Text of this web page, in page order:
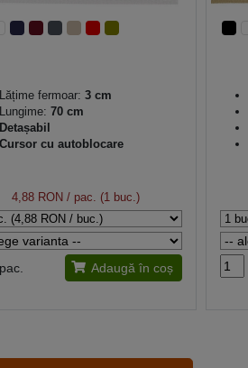
Lățime fermoar: 3 cm
Lungime: 70 cm
Detașabil
Cursor cu autoblocare
4,88 RON / pac. (1 buc.)
pac. Adaugă în coș